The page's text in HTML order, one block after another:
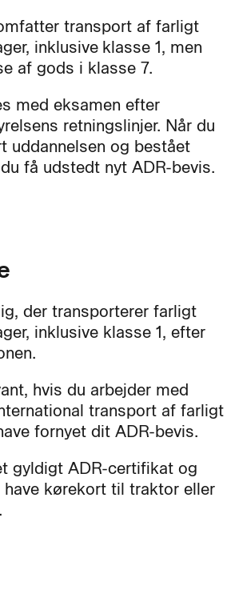
transport af farligt
inklusive klasse 1, men
af gods i klasse 7.
med eksamen efter
retningslinjer. Når du
uddannelsen og bestået
få udstedt nyt ADR-bevis.
der transporterer farligt
inklusive klasse 1, efter
hvis du arbejder med
transport af farligt
fornyet dit ADR-bevis.
gyldigt ADR-certifikat og
kørekort til traktor eller